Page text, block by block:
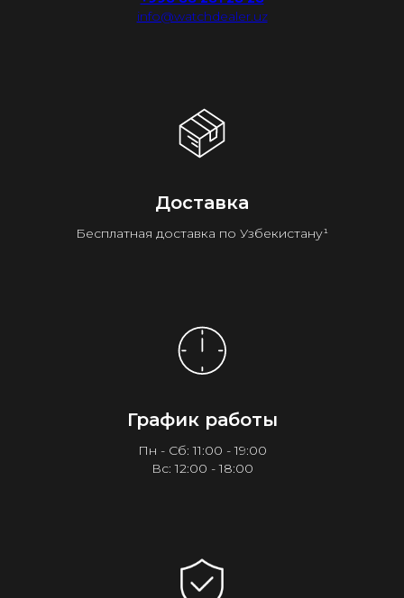
info@watchdealer.uz
Доставка
Бесплатная доставка по Узбекистану¹
График работы
Пн - Сб: 11:00 - 19:00
Вс: 12:00 - 18:00